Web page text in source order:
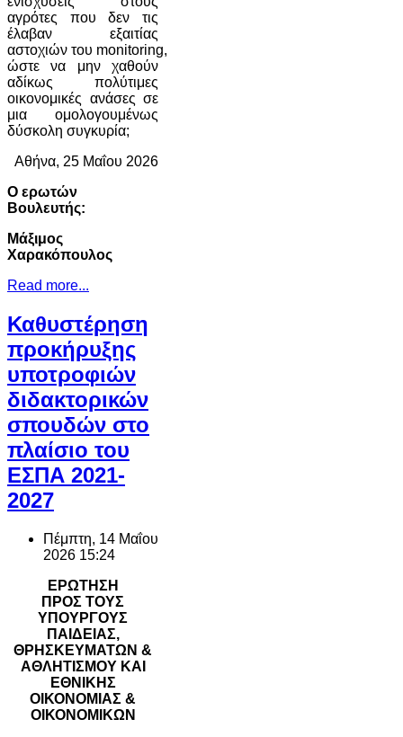
αγρότες που δεν τις
έλαβαν εξαιτίας
αστοχιών του monitoring,
ώστε να μην χαθούν
αδίκως πολύτιμες
οικονομικές ανάσες σε
μια ομολογουμένως
δύσκολη συγκυρία;
Αθήνα, 25 Μαΐου 2026
Ο ερωτών
Βουλευτής:
Μάξιμος
Χαρακόπουλος
Read more...
Καθυστέρηση
προκήρυξης
υποτροφιών
διδακτορικών
σπουδών στο
πλαίσιο του
ΕΣΠΑ 2021-
2027
Πέμπτη, 14 Μαΐου
2026 15:24
ΕΡΩΤΗΣΗ
ΠΡΟΣ ΤΟΥΣ
ΥΠΟΥΡΓΟΥΣ
ΠΑΙΔΕΙΑΣ,
ΘΡΗΣΚΕΥΜΑΤΩΝ &
ΑΘΛΗΤΙΣΜΟΥ ΚΑΙ
ΕΘΝΙΚΗΣ
ΟΙΚΟΝΟΜΙΑΣ &
ΟΙΚΟΝΟΜΙΚΩΝ